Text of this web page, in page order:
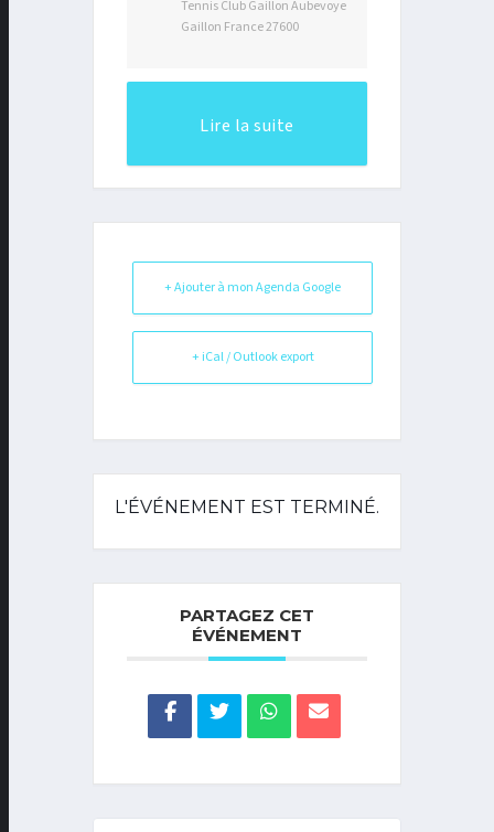
Tennis Club Gaillon Aubevoye
Gaillon France 27600
Lire la suite
+ Ajouter à mon Agenda Google
+ iCal / Outlook export
L'ÉVÉNEMENT EST TERMINÉ.
PARTAGEZ CET
ÉVÉNEMENT